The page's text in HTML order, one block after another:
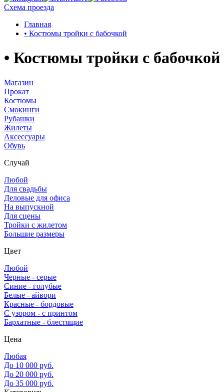
Схема проезда
Главная
• Костюмы тройки с бабочкой
• Костюмы тройки с бабочкой
Магазин
Прокат
Костюмы
Смокинги
Рубашки
Жилеты
Аксессуары
Обувь
Случай
Любой
Для свадьбы
Деловые для офиса
На выпускной
Для сцены
Тройки с жилетом
Большие размеры
Цвет
Любой
Черные - серые
Синие - голубые
Белые - айвори
Красные - бордовые
С узором - с принтом
Бархатные - блестящие
Цена
Любая
До 10 000 руб.
До 20 000 руб.
До 35 000 руб.